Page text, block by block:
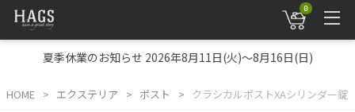
0
夏季休業のお知らせ 2026年8月11日(火)～8月16日(日)
HOME エクステリア ポスト クラシカルポストXAシリンダー錠